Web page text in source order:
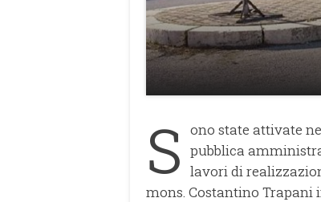
S ono state attivate
pubblica
lavori di
mons. Costantino Trapani